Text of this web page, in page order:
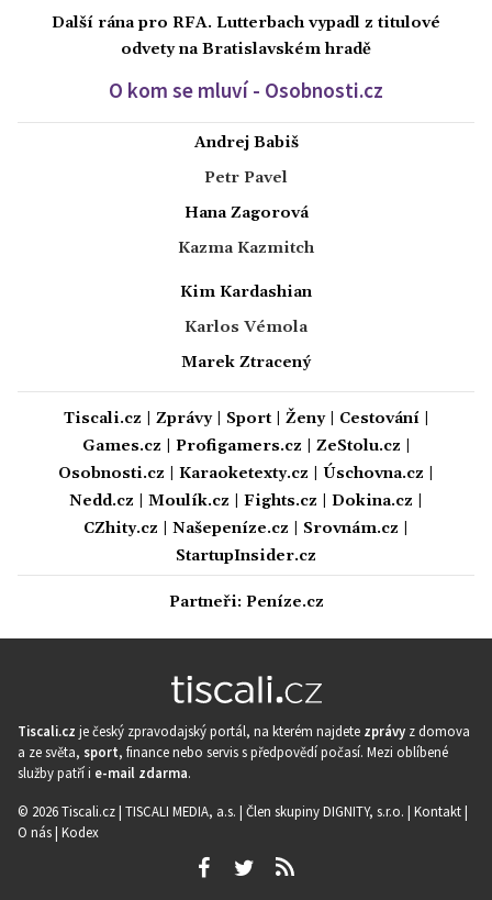
Další rána pro RFA. Lutterbach vypadl z titulové
odvety na Bratislavském hradě
O kom se mluví - Osobnosti.cz
Andrej Babiš
Petr Pavel
Hana Zagorová
Kazma Kazmitch
Kim Kardashian
Karlos Vémola
Marek Ztracený
Tiscali.cz Zprávy| Sport| Ženy| Cestování|
Games.cz
Profigamers.cz ZeStolu.cz
Osobnosti.cz
Karaoketexty.cz Úschovna.cz
Nedd.cz
Moulík.cz Fights.cz Dokina.cz
CZhity.cz
Našepeníze.cz Srovnám.cz
StartupInsider.cz
Partneři: Peníze.cz
Tiscali.cz je český zpravodajský portál, na kterém najdete zprávy z domova
a ze světa, sport, finance nebo servis s předpovědí počasí. Mezi oblíbené
služby patří i e-mail zdarma.
© 2026 Tiscali.cz | TISCALI MEDIA, a.s. | Člen skupiny DIGNITY, s.r.o. | Kontakt|
O nás| Kodex